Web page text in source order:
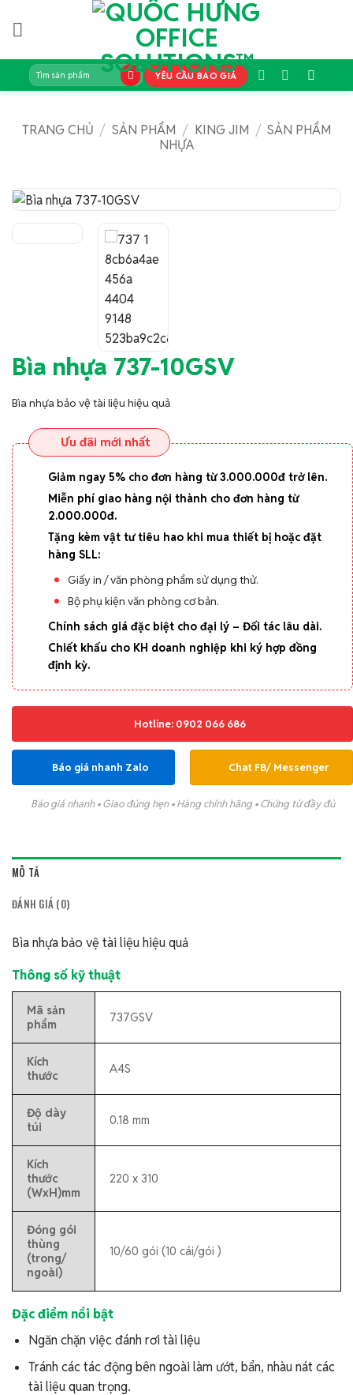
qua
Tìm
kiếm:
YÊU CẦU BÁO GIÁ
TRANG CHỦ / SẢN PHẨM / KING JIM / SẢN PHẨM
NHỰA
Bìa nhựa 737-10GSV
Bìa nhựa bảo vệ tài liệu hiệu quả
Ưu đãi mới nhất
Giảm ngay 5% cho đơn hàng từ 3.000.000đ trở lên.
Miễn phí giao hàng nội thành cho đơn hàng từ
2.000.000đ.
Tặng kèm vật tư tiêu hao khi mua thiết bị hoặc đặt
hàng SLL:
Giấy in / văn phòng phẩm sử dụng thử.
Bộ phụ kiện văn phòng cơ bản.
Chính sách giá đặc biệt cho đại lý – Đối tác lâu dài.
Chiết khấu cho KH doanh nghiệp khi ký hợp đồng
định kỳ.
Hotline: 0902 066 686
Báo giá nhanh Zalo Chat FB/ Messenger
Báo giá nhanh • Giao đúng hẹn • Hàng chính hãng • Chứng từ đầy đủ
MÔ TẢ
ĐÁNH GIÁ (0)
Bìa nhựa bảo vệ tài liệu hiệu quả
Thông số kỹ thuật
Mã sản
phẩm
737GSV
Kích
thước
A4S
Độ dày
túi
0.18 mm
Kích
thước
(WxH)mm
220 x 310
Đóng gói
thùng
(trong/
ngoài)
10/60 gói (10 cái/gói )
Đặc điểm nổi bật
Ngăn chặn việc đánh rơi tài liệu
Tránh các tác động bên ngoài làm ướt, bẩn, nhàu nát các
tài liệu quan trọng.